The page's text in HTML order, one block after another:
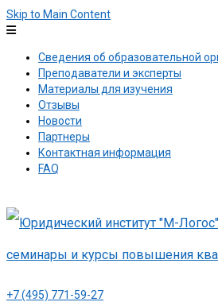
Skip to Main Content
Сведения об образовательной
Преподаватели и эксперты
Материалы для изучения
Отзывы
Новости
Партнеры
Контактная информация
FAQ
+7 (495) 771-59-27